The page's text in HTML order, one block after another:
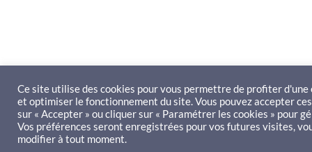
Ce site utilise des cookies pour vous permettre de profiter
et optimiser le fonctionnement du site. Vous pouvez accepter
sur « Accepter » ou cliquer sur « Paramétrer les cookies » pour
Vos préférences seront enregistrées pour vos futures visites,
modifier à tout moment.